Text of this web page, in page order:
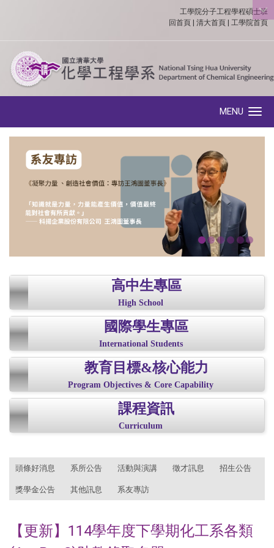
:::
工學院分子工程學程碩士班
回首頁
清大首頁 工學院首頁
MENU
高中生專區
High School
國際學生專區
International Students
教育目標&核心能力
Program Objectives & Core Capability
課程資訊
Curriculum
頭條好消息 系所公告 活動與演講 徵才訊息 招生公告
獎學金公告 其他訊息 系友專訪
【更新】114學年度下學期化工系各類